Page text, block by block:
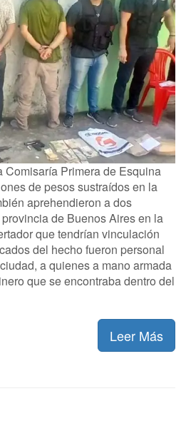
Comisaría Primera de Esquina
de pesos sustraídos en la
aprehendieron a dos
de Buenos Aires en la
que tendrían vinculación
del hecho fueron personal
a quienes a mano armada
que se encontraba dentro del
Leer Más